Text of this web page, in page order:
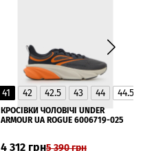
40 40.5
41
▲
41 42 42.5 43 44 44.5
КРОСІВКИ ЧОЛОВІЧІ UNDER
ARMOUR UA ROGUE 6006719-025
4 312 грн5 390грн